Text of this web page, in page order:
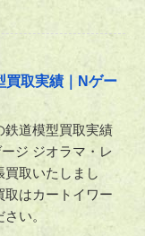
買取実績｜Nゲー
鉄道模型買取実績
ジ ジオラマ・レ
買取いたしまし
取はカートイワー
い。